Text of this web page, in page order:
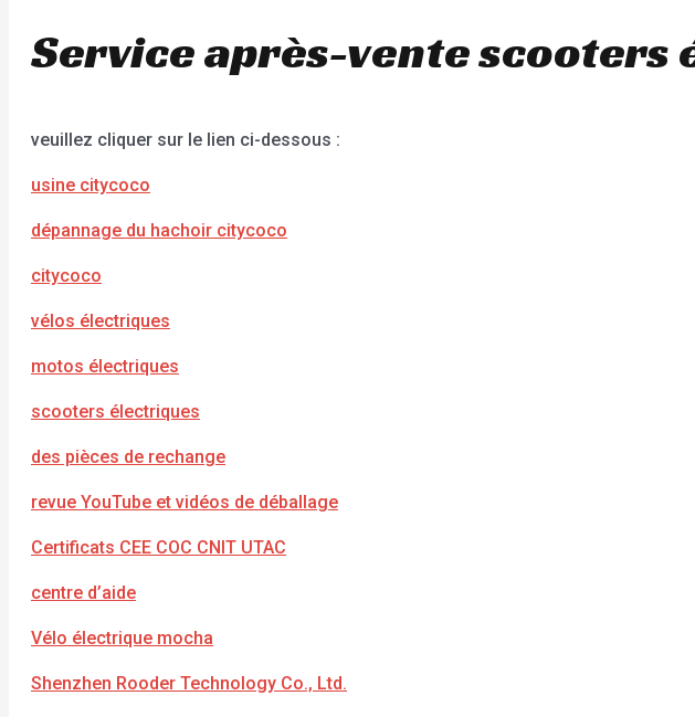
Service après-vente scooters
veuillez cliquer sur le lien ci-dessous :
usine citycoco
dépannage du hachoir citycoco
citycoco
vélos électriques
motos électriques
scooters électriques
des pièces de rechange
revue YouTube et vidéos de déballage
Certificats CEE COC CNIT UTAC
centre d’aide
Vélo électrique mocha
Shenzhen Rooder Technology Co., Ltd.